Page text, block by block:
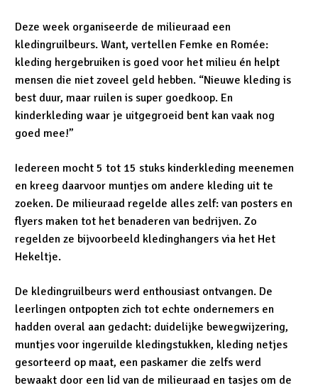
Deze week organiseerde de milieuraad een
kledingruilbeurs. Want, vertellen Femke en Romée:
kleding hergebruiken is goed voor het milieu én helpt
mensen die niet zoveel geld hebben. “Nieuwe kleding is
best duur, maar ruilen is super goedkoop. En
kinderkleding waar je uitgegroeid bent kan vaak nog
goed mee!”
Iedereen mocht 5 tot 15 stuks kinderkleding meenemen
en kreeg daarvoor muntjes om andere kleding uit te
zoeken. De milieuraad regelde alles zelf: van posters en
flyers maken tot het benaderen van bedrijven. Zo
regelden ze bijvoorbeeld kledinghangers via het Het
Hekeltje.
De kledingruilbeurs werd enthousiast ontvangen. De
leerlingen ontpopten zich tot echte ondernemers en
hadden overal aan gedacht: duidelijke bewegwijzering,
muntjes voor ingeruilde kledingstukken, kleding netjes
gesorteerd op maat, een paskamer die zelfs werd
bewaakt door een lid van de milieuraad en tasjes om de